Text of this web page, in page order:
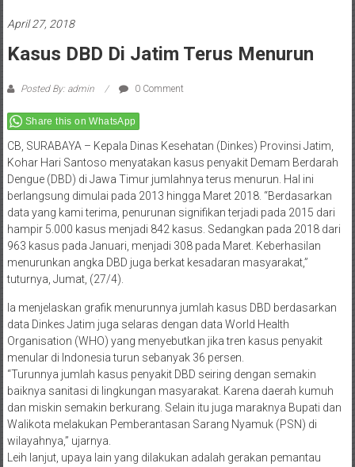
April 27, 2018
Kasus DBD Di Jatim Terus Menurun
Posted By: admin 0 Comment
Share this on WhatsApp
CB, SURABAYA – Kepala Dinas Kesehatan (Dinkes) Provinsi Jatim,
Kohar Hari Santoso menyatakan kasus penyakit Demam Berdarah
Dengue (DBD) di Jawa Timur jumlahnya terus menurun. Hal ini
berlangsung dimulai pada 2013 hingga Maret 2018. “Berdasarkan
data yang kami terima, penurunan signifikan terjadi pada 2015 dari
hampir 5.000 kasus menjadi 842 kasus. Sedangkan pada 2018 dari
963 kasus pada Januari, menjadi 308 pada Maret. Keberhasilan
menurunkan angka DBD juga berkat kesadaran masyarakat,”
tuturnya, Jumat, (27/4).
Ia menjelaskan grafik menurunnya jumlah kasus DBD berdasarkan
data Dinkes Jatim juga selaras dengan data World Health
Organisation (WHO) yang menyebutkan jika tren kasus penyakit
menular di Indonesia turun sebanyak 36 persen.
“Turunnya jumlah kasus penyakit DBD seiring dengan semakin
baiknya sanitasi di lingkungan masyarakat. Karena daerah kumuh
dan miskin semakin berkurang. Selain itu juga maraknya Bupati dan
Walikota melakukan Pemberantasan Sarang Nyamuk (PSN) di
wilayahnya,” ujarnya.
Leih lanjut, upaya lain yang dilakukan adalah gerakan pemantau